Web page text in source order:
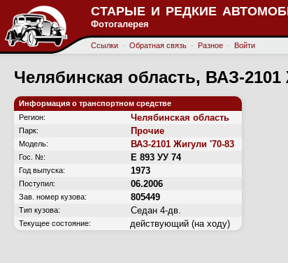
СТАРЫЕ И РЕДКИЕ
Фотогалерея
Ссылки · Обратная связь · Разное · Войти
Челябинская область, ВАЗ-
Информация о транспортном средстве
Регион:
Челябинская область
Парк: Прочие
Модель: ВАЗ-2101 Жигули '70-83
Гос. №: Е 893 УУ 74
Год выпуска: 1973
Поступил: 06.2006
Зав. номер кузова: 805449
Тип кузова: Седан 4-дв.
Текущее состояние: действующий (на ходу)